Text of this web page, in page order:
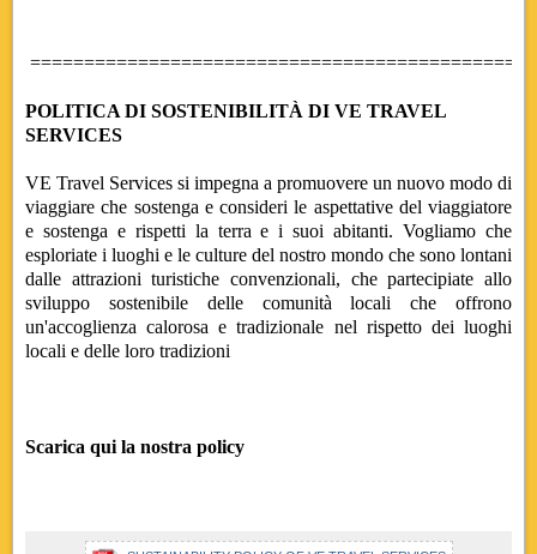
POLITICA DI SOSTENIBILITÀ DI VE TRAVEL
SERVICES
VE Travel Services si impegna a promuovere un nuovo modo di
viaggiare che sostenga e consideri le aspettative del viaggiatore
e sostenga e rispetti la terra e i suoi abitanti. Vogliamo che
esploriate i luoghi e le culture del nostro mondo che sono lontani
dalle attrazioni turistiche convenzionali, che partecipiate allo
sviluppo sostenibile delle comunità locali che offrono
un'accoglienza calorosa e tradizionale nel rispetto dei luoghi
locali e delle loro tradizioni
Scarica qui la nostra policy